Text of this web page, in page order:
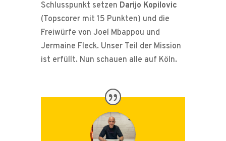
Schlusspunkt setzen Darijo Kopilovic
(Topscorer mit 15 Punkten) und die
Freiwürfe von Joel Mbappou und
Jermaine Fleck. Unser Teil der Mission
ist erfüllt. Nun schauen alle auf Köln.